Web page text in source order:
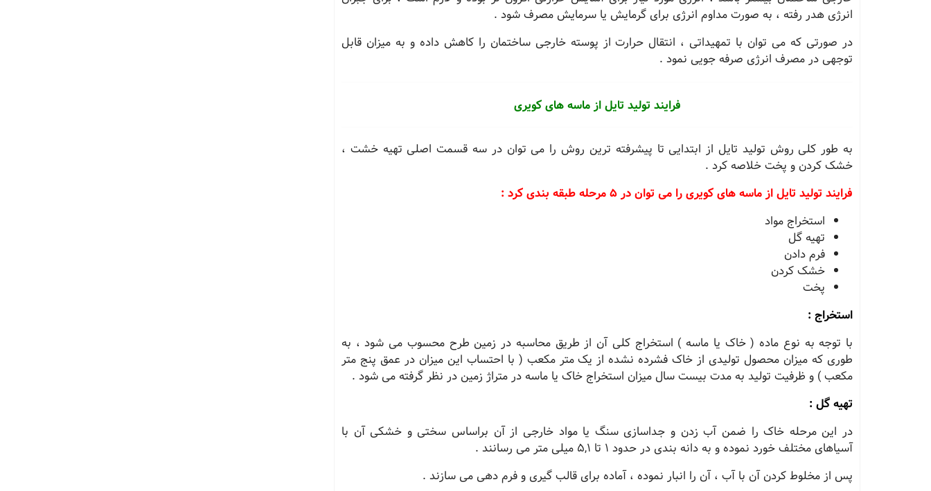
انرژی هدر رفته ، به صورت مداوم انرژی برای گرمایش یا سرمایش مصرف شود .
در صورتی که می توان با تمهیداتی ، انتقال حرارت از پوسته خارجی ساختمان را کاهش داده و به میزان قابل
توجهی در مصرف انرژی صرفه جویی نمود .
فرایند تولید تایل از ماسه های کویری
به طور کلی روش تولید تایل از ابتدایی تا پیشرفته ترین روش را می توان در سه قسمت اصلی تهیه خشت ،
خشک کردن و پخت خلاصه کرد .
فرایند تولید تایل از ماسه های کویری را می توان در 5 مرحله طبقه بندی کرد :
استخراج مواد
تهیه گل
فرم دادن
خشک کردن
پخت
استخراج :
با توجه به نوع ماده ( خاک یا ماسه ) استخراج کلی آن از طریق محاسبه در زمین طرح محسوب می شود ، به
طوری که میزان محصول تولیدی از خاک فشرده نشده از یک متر مکعب ( با احتساب این میزان در عمق پنج متر
مکعب ) و ظرفیت تولید به مدت بیست سال میزان استخراج خاک یا ماسه در متراژ زمین در نظر گرفته می شود .
تهیه گل :
در این مرحله خاک را ضمن آب زدن و جداسازی سنگ یا مواد خارجی از آن براساس سختی و خشکی آن با
آسیاهای مختلف خورد نموده و به دانه بندی در حدود 1 تا 5,1 میلی متر می رسانند .
پس از مخلوط کردن آن با آب ، آن را انبار نموده ، آماده برای قالب گیری و فرم دهی می سازند .